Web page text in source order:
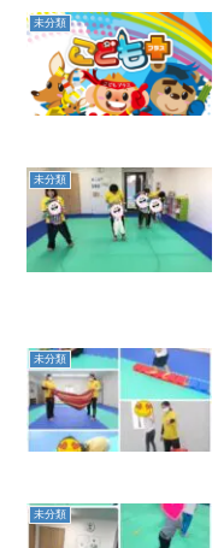
未分類
未分類
未分類
未分類